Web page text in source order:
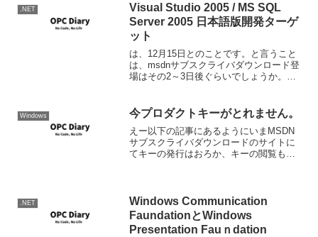
.NET
Visual Studio 2005 / MS SQL
Server 2005 日本語版開発ターゲ
ット
は、12月15日とのことです。と言うこと
は、msdnサブスクライバダウンロード登
場はその2～3日後ぐらいでしょうか。英
でも僕ら仕事よりは速いし、がんばって
いるのは解...
Windows 今プロダクトキーがとれません。
えー以下の記事にあるようにいまMSDN
サブスクライバダウンロードのサイトに
てキーの発行はおろか、キーの閲覧もで
サーバ...
.NET
Windows Communication
FaundationとWindows
Presentation Fauｎdation